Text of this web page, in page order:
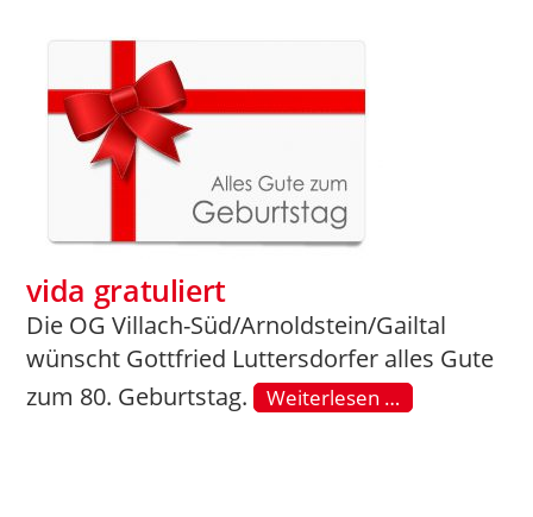
vida gratuliert
Die OG Villach-Süd/Arnoldstein/Gailtal
wünscht Gottfried Luttersdorfer alles Gute
zum 80. Geburtstag. Weiterlesen …